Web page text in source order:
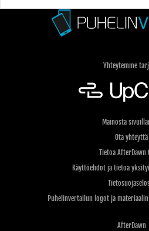
Yhteytemme
Mainosta
Ota yhteyttä
Tietoa AfterDawn
Käyttöehdot ja tietoa
Puhelinvertailun logot ja
AfterDawn